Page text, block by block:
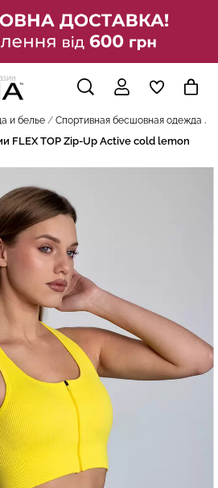
и белье Спортивная бесшовная одежда
FLEX TOP Zip-Up Active cold lemon
из
Велосипедки с высокой
талией TRACKS 01
(черный) Giulia
384 грн.
549 грн.